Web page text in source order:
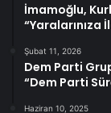
İmamoğlu,
“Yaralarınıza
Şubat 11, 2026
Dem Parti
“Dem Parti
Haziran 10, 2025